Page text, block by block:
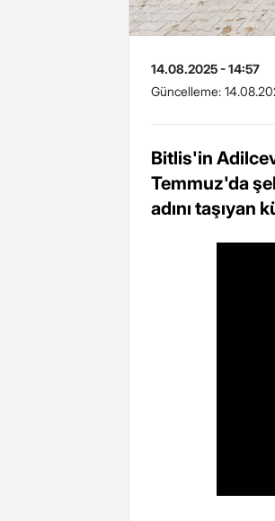
14.08.2025 - 14:57
Güncelleme:
Bitlis'in
Temmuz'da
adını taşıyan